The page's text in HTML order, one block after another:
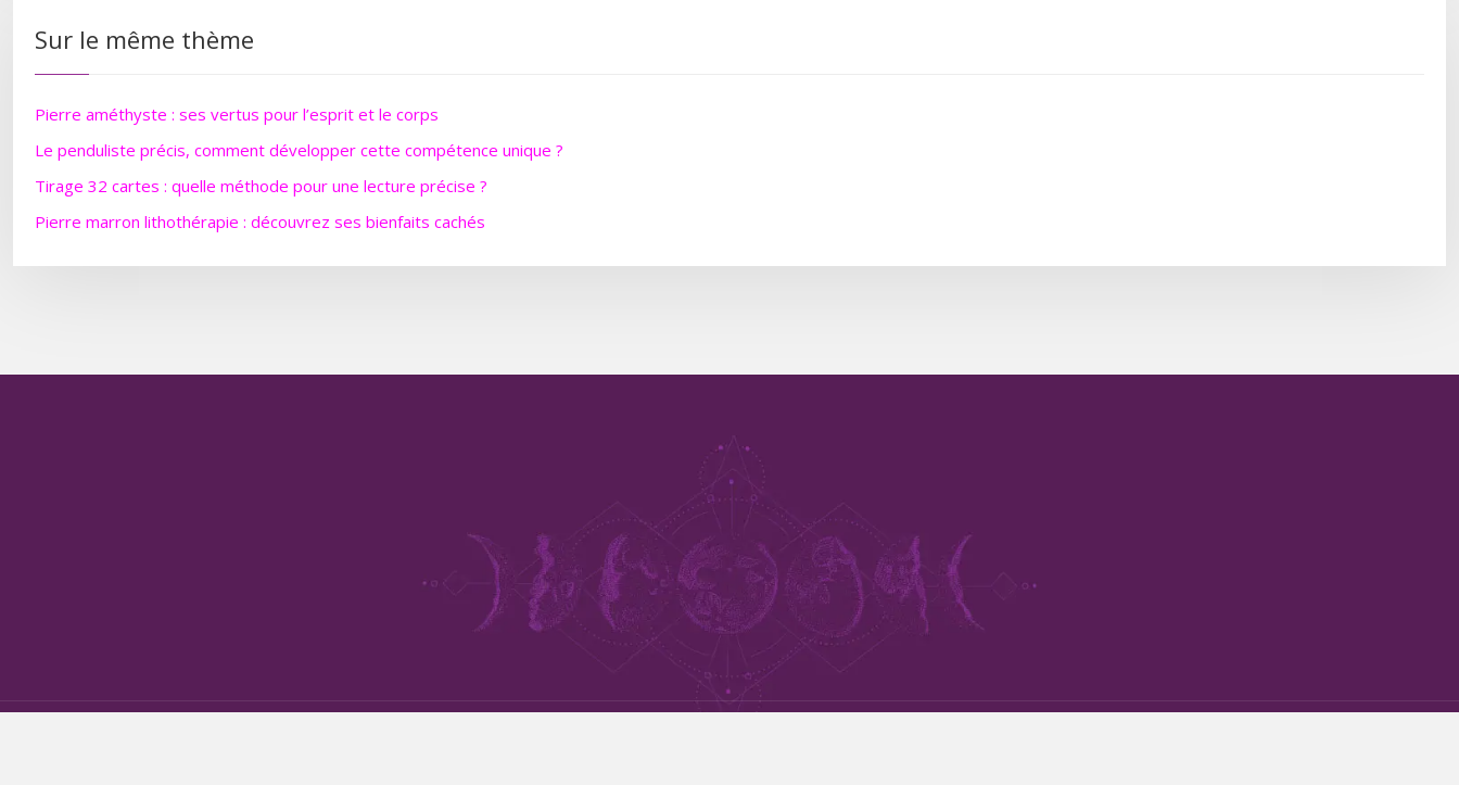
Sur le même thème
Pierre améthyste : ses vertus pour l’esprit et le corps
Le penduliste précis, comment développer cette compétence unique ?
Tirage 32 cartes : quelle méthode pour une lecture précise ?
Pierre marron lithothérapie : découvrez ses bienfaits cachés